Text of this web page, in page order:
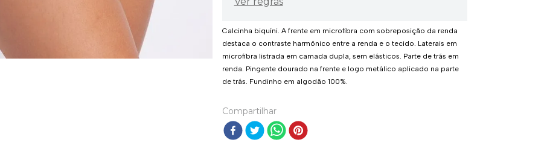
Calcinha biquíni. A frente em microfibra com sobreposição da renda
destaca o contraste harmônico entre a renda e o tecido. Laterais em
microfibra listrada em camada dupla, sem elásticos. Parte de trás em
renda. Pingente dourado na frente e logo metálico aplicado na parte
de trás. Fundinho em algodão 100%.
Compartilhar